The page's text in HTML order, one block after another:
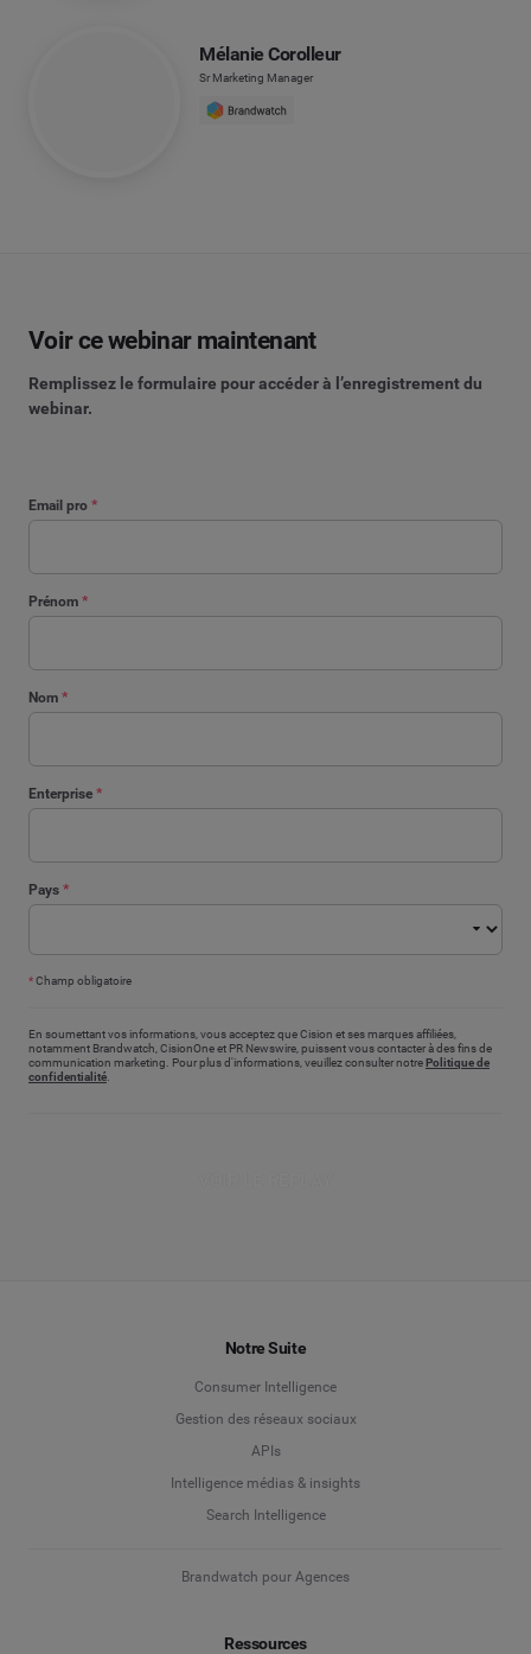
Mélanie Corolleur
Sr Marketing Manager
Email pro *
Prénom *
Nom *
Enterprise *
Pays *
*Champ obligatoire
En soumettant vos informations, vous acceptez que Cision et ses marques affiliées,
notamment Brandwatch, CisionOne et PR Newswire, puissent vous contacter à des fins de
communication marketing. Pour plus d'informations, veuillez consulter notrePolitique de
confidentialité
Voir ce webinar maintenant
Remplissez le formulaire pour accéder à l’enregistrement du
webinar.
Notre Suite
Consumer Intelligence
Gestion des réseaux sociaux
APIs
Intelligence médias & insights
Search Intelligence
Brandwatch pour Agences
Ressources